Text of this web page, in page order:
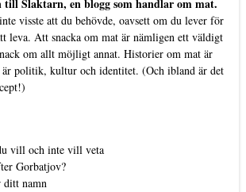
till Slaktarn, en blogg som handlar om mat.
visste att du behövde, oavsett om du lever för
leva. Att snacka om mat är nämligen ett väldigt
om allt möjligt annat. Historier om mat är
politik, kultur och identitet. (Och ibland är det
vill och inte vill veta
Gorbatjov?
ditt namn